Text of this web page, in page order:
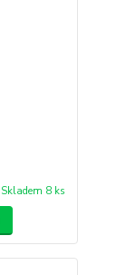
Skladem 8 ks